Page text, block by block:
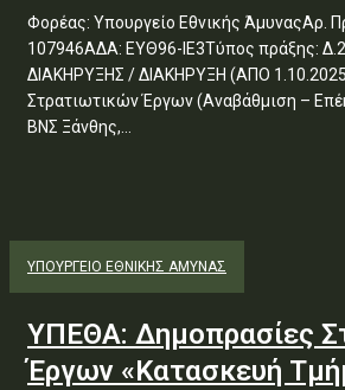
Φορέας: Υπουργείο Εθνικής ΆμυναςΑρ.
107946ΑΔΑ: ΕΥΘ96-ΙΕ3Τύπος πράξης:
ΔΙΑΚΗΡΥΞΗΣ / ΔΙΑΚΗΡΥΞΗ (ΑΠΟ
Στρατιωτικών Έργων (Αναβάθμιση –
ΒΝΣ Ξάνθης,...
ΥΠΟΥΡΓΕΊΟ ΕΘΝΙΚΉΣ ΆΜΥΝΑΣ
ΥΠΕΘΑ: Δημοπρασίες
Έργων «Κατασκευή